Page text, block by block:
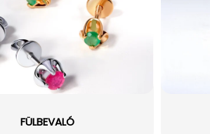
FÜLBEVALÓ